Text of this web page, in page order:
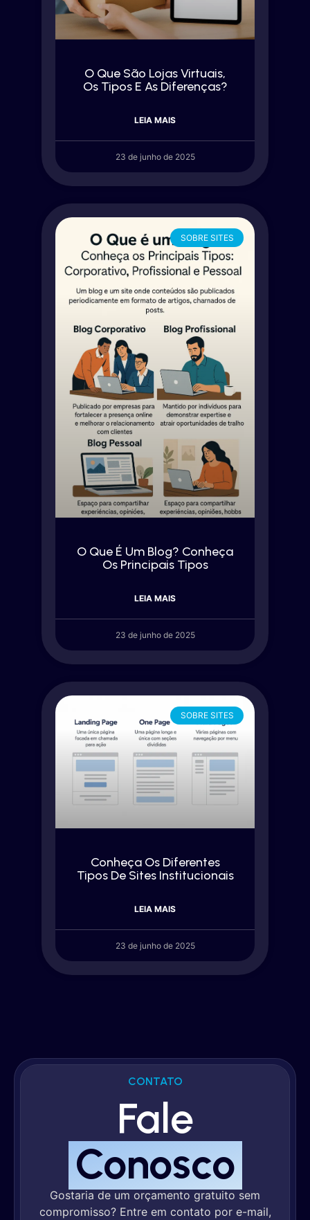
O Que São Lojas Virtuais,
Os Tipos E As Diferenças?
LEIA MAIS
23 de junho de 2025
SOBRE SITES
O Que É Um Blog? Conheça
Os Principais Tipos
LEIA MAIS
23 de junho de 2025
SOBRE SITES
Conheça Os Diferentes
Tipos De Sites Institucionais
LEIA MAIS
23 de junho de 2025
CONTATO
Fale
Conosco
Gostaria de um orçamento gratuito sem
compromisso? Entre em contato por e-mail,